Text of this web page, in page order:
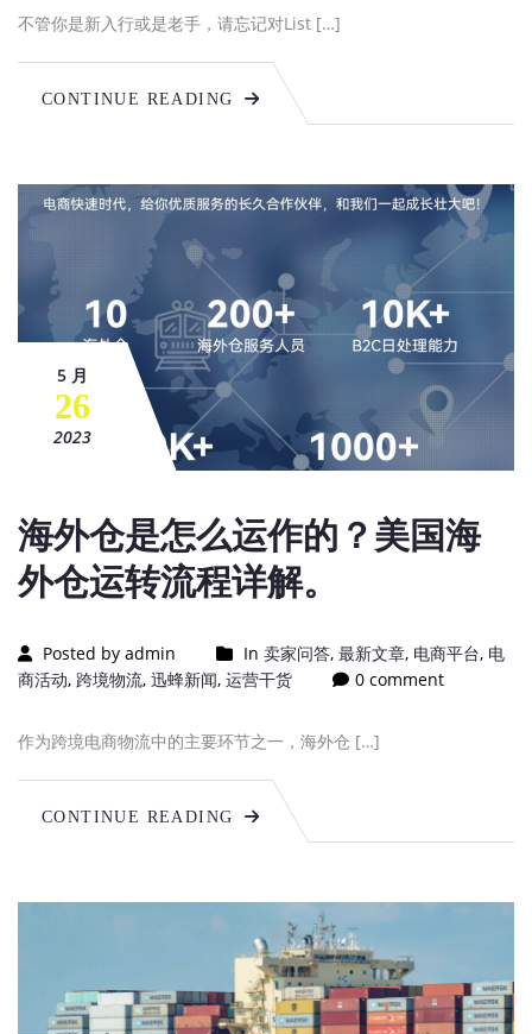
不管你是新入行或是老手，请忘记对List […]
CONTINUE READING
5 月
26
2023
海外仓是怎么运作的？美国海
外仓运转流程详解。
Posted by admin In 卖家问答, 最新文章, 电商平台, 电
商活动, 跨境物流, 迅蜂新闻, 运营干货 0 comment
作为跨境电商物流中的主要环节之一，海外仓 […]
CONTINUE READING